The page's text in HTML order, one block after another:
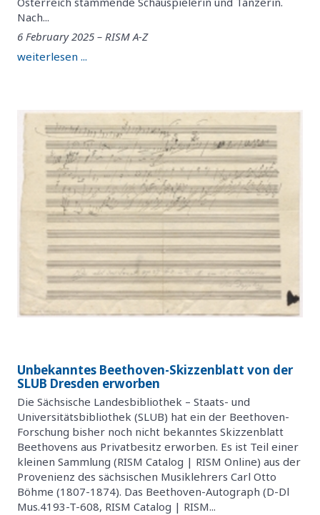
Nach...
6 February 2025 – RISM A-Z
weiterlesen ...
Unbekanntes Beethoven-Skizzenblatt von der
SLUB Dresden erworben
Die Sächsische Landesbibliothek – Staats- und
Universitätsbibliothek (SLUB) hat ein der Beethoven-
Forschung bisher noch nicht bekanntes Skizzenblatt
Beethovens aus Privatbesitz erworben. Es ist Teil einer
kleinen Sammlung (RISM Catalog | RISM Online) aus der
Provenienz des sächsischen Musiklehrers Carl Otto
Böhme (1807-1874). Das Beethoven-Autograph (D-Dl
Mus.4193-T-608, RISM Catalog | RISM...